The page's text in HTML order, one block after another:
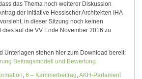
das Thema noch weiterer Diskussion
der Initiative Hessischer Architekten IHA
in dieser Sitzung noch keinen
dies auf die VV Ende November 2016 zu
Unterlagen stehen hier zum Download bereit:
Beitragsmodell und Bewertung
, 6 – Kammerbeitrag,AKH-Parlament